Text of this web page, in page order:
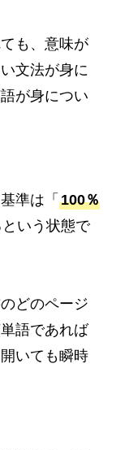
も、意味が
文法が身に
が身につい
準は「 100％
いう状態で
どのページ
語であれば
いても瞬時